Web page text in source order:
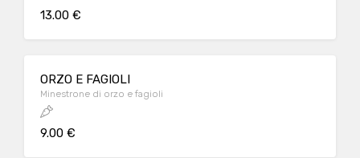
13.00 €
ORZO E FAGIOLI
Minestrone di orzo e fagioli
9.00 €